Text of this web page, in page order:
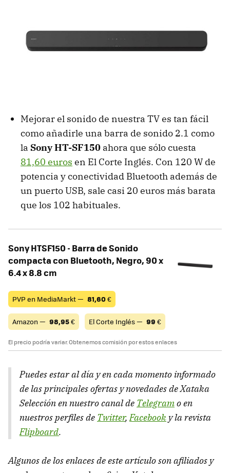
Mejorar el sonido de nuestra TV es tan fácil
como añadirle una barra de sonido 2.1 como
la Sony HT-SF150 ahora que sólo cuesta
81,60 euros en El Corte Inglés. Con 120 W de
potencia y conectividad Bluetooth además de
un puerto USB, sale casi 20 euros más barata
que los 102 habituales.
Sony HTSF150 - Barra de Sonido
compacta con Bluetooth, Negro, 90 x
6.4 x 8.8 cm
PVP en MediaMarkt — 81,60€
Amazon — 98,95€ El Corte Inglés — 99 €
El precio podría variar. Obtenemos comisión por estos enlaces
Puedes estar al día y en cada momento informado
de las principales ofertas y novedades de Xataka
Selección en nuestro canal de Telegramo en
nuestros perfiles de Twitter,Facebook y la revista
Flipboard.
Algunos de los enlaces de este artículo son afiliados y